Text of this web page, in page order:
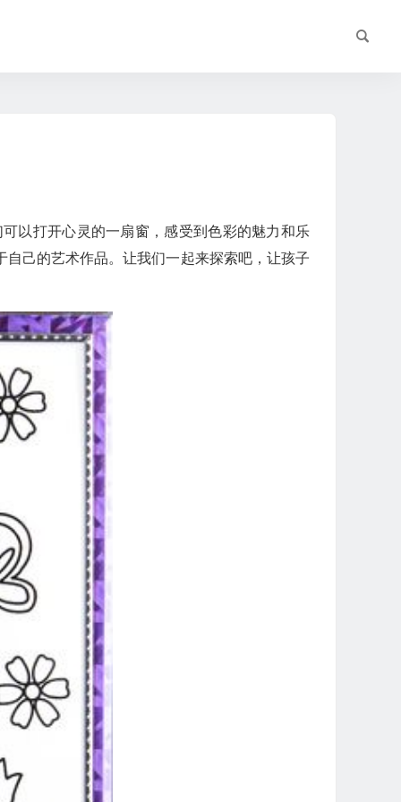
以打开心灵的一扇窗，感受到色彩的魅力和乐
己的艺术作品。让我们一起来探索吧，让孩子